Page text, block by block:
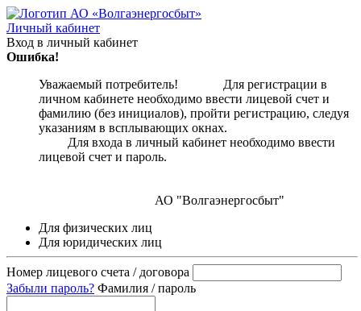
Личный кабинет
Вход в личный кабинет
Ошибка!
Уважаемый потребитель! Для регистрации в
личном кабинете необходимо ввести лицевой счет и
фамилию (без инициалов), пройти регистрацию, следуя
указаниям в всплывающих окнах.
Для входа в личный кабинет необходимо ввести
лицевой счет и пароль.
АО "Волгаэнергосбыт"
Для физических лиц
Для юридических лиц
Номер лицевого счета / договора
Забыли пароль? Фамилия / пароль